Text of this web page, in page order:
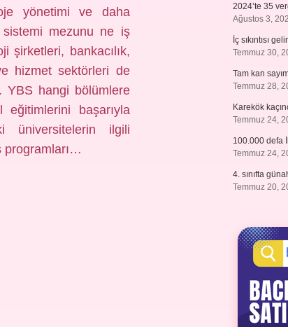
yönetimi ve daha
sistemi mezunu ne iş
şirketleri, bankacılık,
hizmet sektörleri de
YBS hangi bölümlere
başarıyla
üniversitelerin ilgili
programları…
2024’te 35
Ağustos 3,
İç sıkıntısı
Temmuz 30,
Tam kan
Temmuz 28,
Karekök
Temmuz 24,
100.000 defa
Temmuz 24,
4. sınıfta
Temmuz 20,